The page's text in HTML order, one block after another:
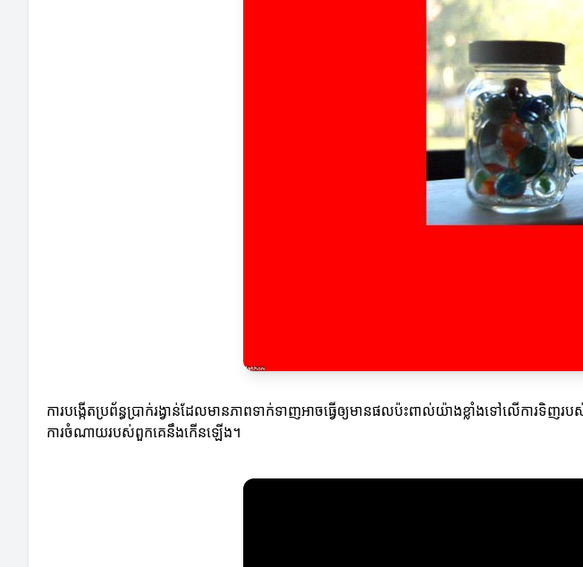
ការបង្កើតប្រព័ន្ធប្រាក់រង្វាន់ដែលមានភាពទាក់ទាញអាចធ្វើឲ្យមានផលប៉ះពាល់យ៉ាងខ្លាំងទៅលើការទិ
ការចំណាយរបស់ពួកគេនឹងកើនឡើង។